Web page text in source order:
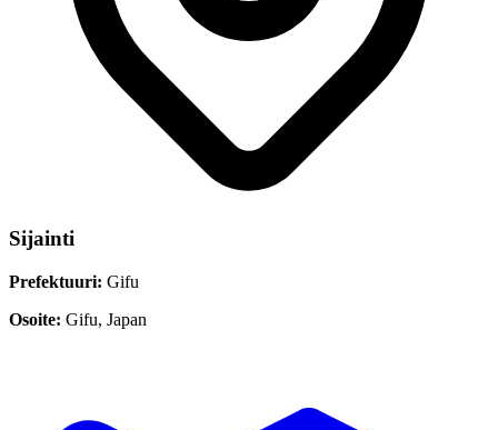
Sijainti
Prefektuuri: Gifu
Osoite: Gifu, Japan